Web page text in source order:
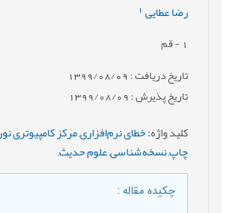
رضا عطایی
- قم
تاریخ دریافت : 1399/08/09
تاریخ پذیرش : 1399/08/09
کلید واژه:خطای نرم‌افزاری,مرکز کامپیوتری نور,
چاپ,نسخه‌شناسی,علوم حدیث,
چکیده مقاله: